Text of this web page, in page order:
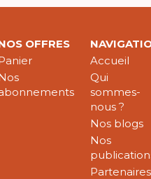
OFFRES
Accueil
Qui
sommes-
nous ?
Nos blogs
Nos
Partenaires